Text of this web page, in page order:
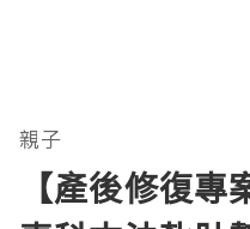
親子
【產後修復